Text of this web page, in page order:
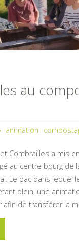
au
animation,
Combrailles a mis
au centre bourg de
Le bac dans lequel
plein, une
de transférer la